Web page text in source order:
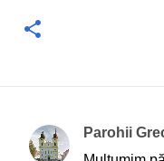
C
Parohii